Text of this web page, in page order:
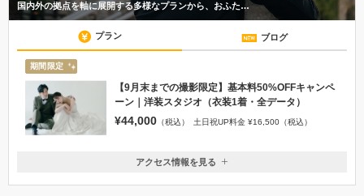
国内外の拠点を軸に展開する多様なプランから、おふた…
プラン ブログ
期間限定
【9月末までの撮影限定】基本料50%OFFキャンペ
ーン｜洋装スタジオ（衣装1着・全データ）
¥44,000 （税込） 土日祝UP料金 ¥16,500（税込）
新潟県新潟市中央区八千代2-4-32
アクセス情報を見る